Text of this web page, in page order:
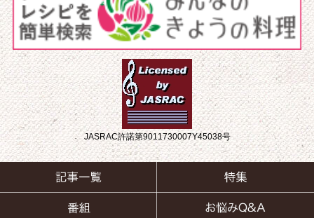
JASRAC許諾第9011730007Y45038号